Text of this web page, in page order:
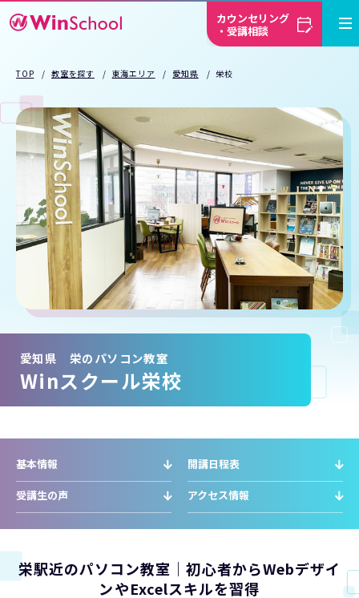
カウンセリング
・受講相談
TOP 教室を探す 東海エリア 愛知県 栄校
愛知県 栄のパソコン教室
Winスクール栄校
基本情報 開講日程表
受講生の声 アクセス情報
栄駅近のパソコン教室｜初心者からWebデザイ
ンやExcelスキルを習得